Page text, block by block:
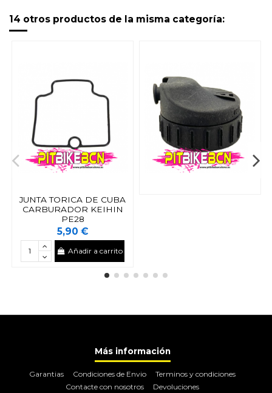
14 otros productos de la misma categoría:
JUNTA TORICA DE CUBA
CARBURADOR KEIHIN
PE28
5,90 €
Añadir a carrito
Más información
Garantias Condiciones de Envio
Terminos y condiciones
Contacte con nosotros
Devoluciones